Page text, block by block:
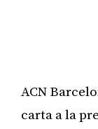
ACN
carta a la